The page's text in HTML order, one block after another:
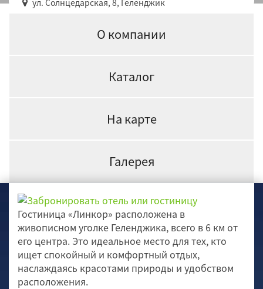
ул. Солнцедарская, 8, Геленджик
О компании
Каталог
На карте
Галерея
Гостиница «Линкор» расположена в
живописном уголке Геленджика, всего в 6 км от
его центра. Это идеальное место для тех, кто
ищет спокойный и комфортный отдых,
наслаждаясь красотами природы и удобством
расположения.